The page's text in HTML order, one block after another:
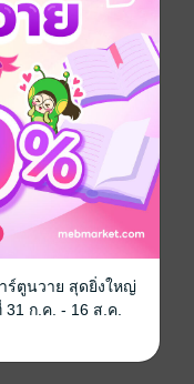
ภาค 1
pdf
17 กุมภาพันธ์ 2557
110 หน้า
ร์ตูนวาย สุดยิ่งใหญ่
ก.ค. - 16 ส.ค.